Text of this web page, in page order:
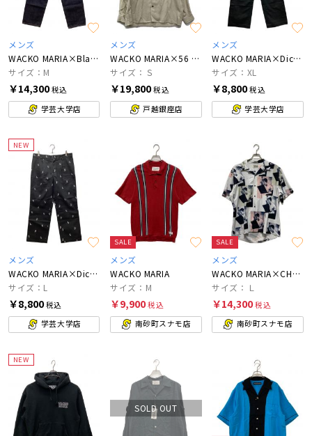
メンズ
WACKO MARIA×BlackEyePatch
サイズ：M
￥14,300税込
学芸大学店
メンズ
WACKO MARIA×56 TATTOO STUDIO
サイズ：Ｓ
￥19,800税込
戸越銀座店
メンズ
WACKO MARIA×Dickies
サイズ：XL
￥8,800税込
学芸大学店
NEW
メンズ
WACKO MARIA×Dickies
サイズ：L
￥8,800税込
学芸大学店
SALE
メンズ
WACKO MARIA
サイズ：M
￥9,900税込
南砂町スナモ店
SALE
メンズ
WACKO MARIA×CHET BAKER
サイズ：Ｌ
￥14,300税込
南砂町スナモ店
NEW
SOLD OUT